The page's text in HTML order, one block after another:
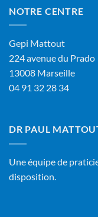
NOTRE CENTRE
Gepi Mattout
224 avenue du Prado
13008 Marseille
04 91 32 28 34
DR PAUL
Une équipe de
disposition.